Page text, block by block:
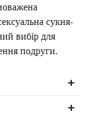
сукня-
вибір для
подруги.